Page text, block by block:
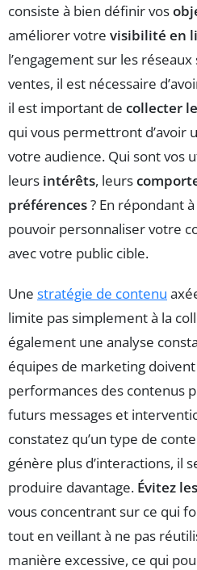
consiste à bien définir vos
améliorer votre visibilité en
l’engagement sur les
ventes, il est nécessaire
il est important de collecter
qui vous permettront d’avoir
votre audience. Qui sont vos
leurs intérêts, leurs
préférences? En répondant
pouvoir personnaliser votre
avec votre public cible.
Une stratégie de contenu
limite pas simplement à la
également une analyse
équipes de marketing
performances des contenus
futurs messages et
constatez qu’un type de
génère plus d’interactions, il
produire davantage. Évitez
vous concentrant sur ce qui
tout en veillant à ne pas
manière excessive, ce qui